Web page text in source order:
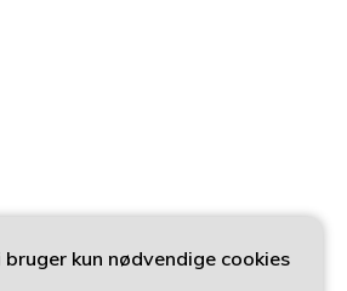
bruger kun nødvendige cookies